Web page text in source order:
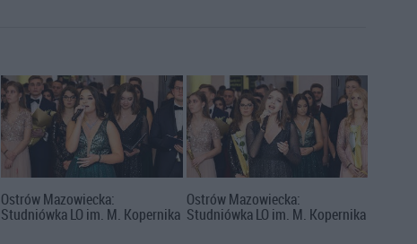
Ostrów Mazowiecka:
Studniówka LO im. M. Kopernika
Ostrów Mazowiecka:
Studniówka LO im. M. Kopernika